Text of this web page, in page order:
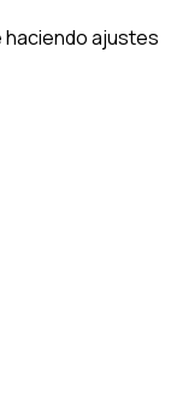
ajustes